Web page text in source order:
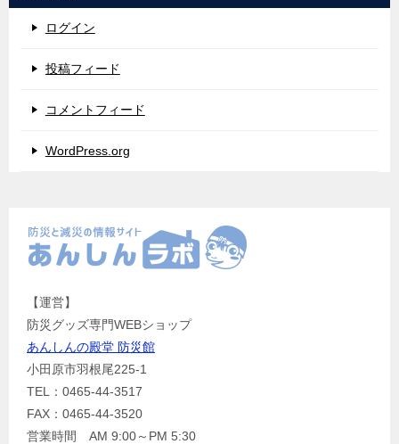
ログイン
投稿フィード
コメントフィード
WordPress.org
【運営】
防災グッズ専門WEBショップ
あんしんの殿堂 防災館
小田原市羽根尾225-1
TEL：0465-44-3517
FAX：0465-44-3520
営業時間 AM 9:00～PM 5:30